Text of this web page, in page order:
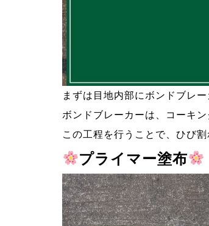
まずは目地内部にボンドブレー
ボンドブレーカーは、コーキ
この工程を行うことで、ひび
プライマー塗布